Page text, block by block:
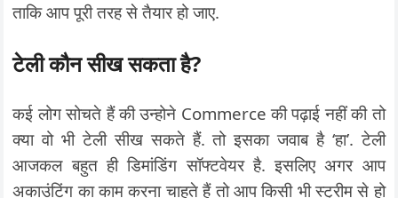
ताकि आप पूरी तरह से तैयार हो जाए.
टेली कौन सीख सकता है?
कई लोग सोचते हैं की उन्होने Commerce की पढ़ाई नहीं की तो
क्या वो भी टेली सीख सकते हैं. तो इसका जवाब है ‘हा’. टेली
आजकल बहुत ही डिमांडिंग सॉफ्टवेयर है. इसलिए अगर आप
अकाउंटिंग का काम करना चाहते हैं तो आप किसी भी स्ट्रीम से हो